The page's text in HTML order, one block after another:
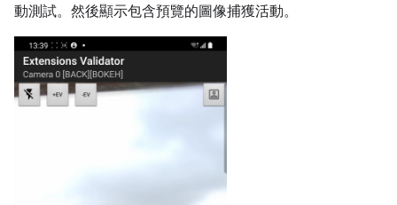
動測試。然後顯示包含預覽的圖像捕獲活動。